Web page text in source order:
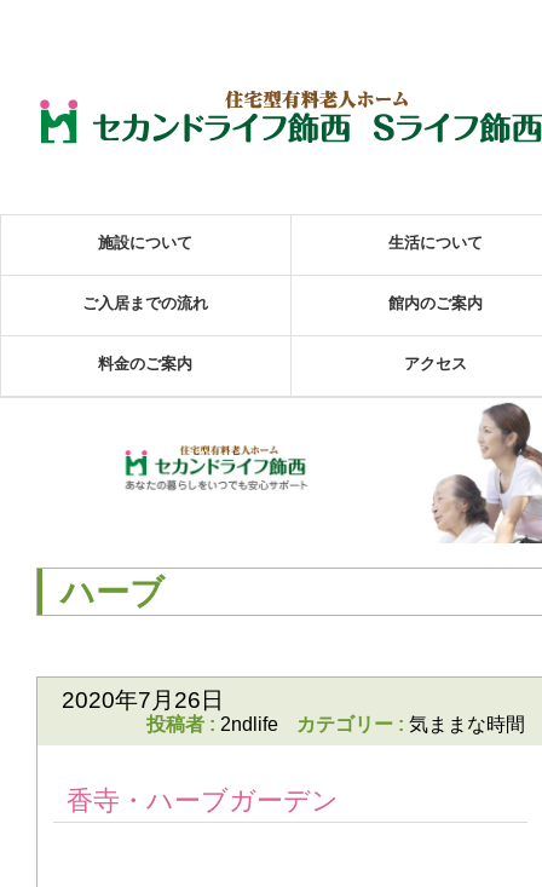
施設について 生活について
ご入居までの流れ 館内のご案内
料金のご案内 アクセス
ハーブ
2020年7月26日
投稿者 : 2ndlife カテゴリー : 気ままな時間
香寺・ハーブガーデン